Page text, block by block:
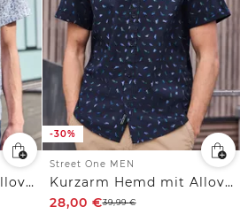
Kurzarm Hemd mit Allover-Print
-30%
Street One MEN
Kurzarm Hemd mit Allover-Print
28,00 €39,99€